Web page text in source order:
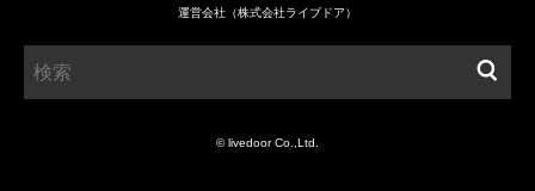
運営会社（株式会社ライブドア）
© livedoor Co.,Ltd.